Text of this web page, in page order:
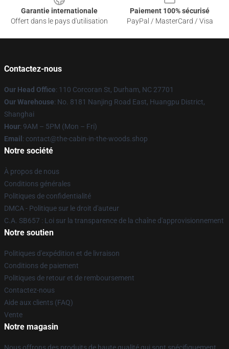
Garantie internationale
Offert dans le pays d'utilisation
Paiement 100% sécurisé
PayPal / MasterCard / Visa
Contactez-nous
Our Head Office: 110 Corcoran St, Durham, NC 27701
Our Warehouse: No. 8181 Nanjing Road East, Huangpu District,
Shanghai
Hour: 9AM – 5PM (Mon – Fri)
Email : contact@the-cabin-in-the-woods.shop
Notre société
À propos de nous
Conditions générales
Politiques de confidentialité
DMCA - Politique sur le droit d'auteur
C.A. SB657 : Loi sur la transparence de la chaîne d'approvisionnement
Notre soutien
Politiques d'expédition et de livraison
Conditions de paiement
Politiques de retour et de remboursement
Contactez-nous
Aide aux clients (FAQ)
Vente
Notre magasin